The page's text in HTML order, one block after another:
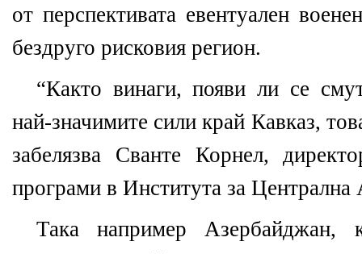
от перспективата евентуален
бездруго рисковия регион.
“Както винаги, появи ли се
най-значимите сили край Кавказ,
забелязва Сванте Корнел,
програми в Института за Централна
Така например Азербайджан,